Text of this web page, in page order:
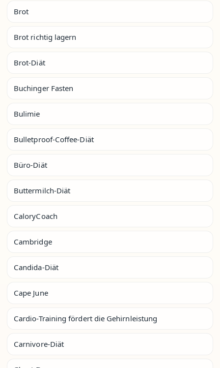
Brot
Brot richtig lagern
Brot-Diät
Buchinger Fasten
Bulimie
Bulletproof-Coffee-Diät
Büro-Diät
Buttermilch-Diät
CaloryCoach
Cambridge
Candida-Diät
Cape June
Cardio-Training fördert die Gehirnleistung
Carnivore-Diät